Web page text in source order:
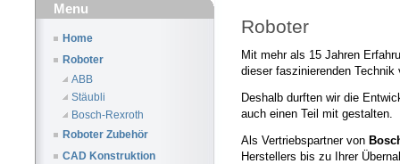
Menu
Home
Roboter
ABB
Stäubli
Bosch-Rexroth
Roboter Zubehör
CAD Konstruktion
Roboter
Mit mehr als 15 Jahren
dieser faszinierenden Technik
Deshalb durften wir die
auch einen Teil mit gestalten.
Als Vertriebspartner von
Herstellers bis zu Ihrer